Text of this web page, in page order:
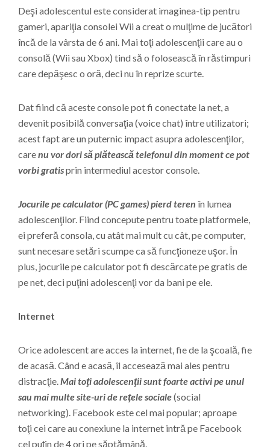
Deşi adolescentul este considerat imaginea-tip pentru
gameri, apariţia consolei Wii a creat o mulţime de jucători
încă de la vârsta de 6 ani. Mai toţi adolescenţii care au o
consolă (Wii sau Xbox) tind să o folosească în răstimpuri
care depăşesc o oră, deci nu în reprize scurte.
Dat fiind că aceste console pot fi conectate la net, a
devenit posibilă conversaţia (voice chat) între utilizatori;
acest fapt are un puternic impact asupra adolescenţilor,
carenu vor dori să plătească telefonul din moment ce pot
vorbi gratisprin intermediul acestor console.
Jocurile pe calculator (PC games) pierd teren în lumea
adolescenţilor. Fiind concepute pentru toate platformele,
ei preferă consola, cu atât mai mult cu cât, pe computer,
sunt necesare setări scumpe ca să funcţioneze uşor. În
plus, jocurile pe calculator pot fi descărcate pe gratis de
pe net, deci puţini adolescenţi vor da bani pe ele.
Internet
Orice adolescent are acces la internet, fie de la şcoală, fie
de acasă. Când e acasă, îl accesează mai ales pentru
distracţie.Mai toţi adolescenţii sunt foarte activi pe unul
sau mai multe site-uri de reţele sociale(social
networking). Facebook este cel mai popular; aproape
toţi cei care au conexiune la internet intră pe Facebook
cel puţin de 4 ori pe săptămână.